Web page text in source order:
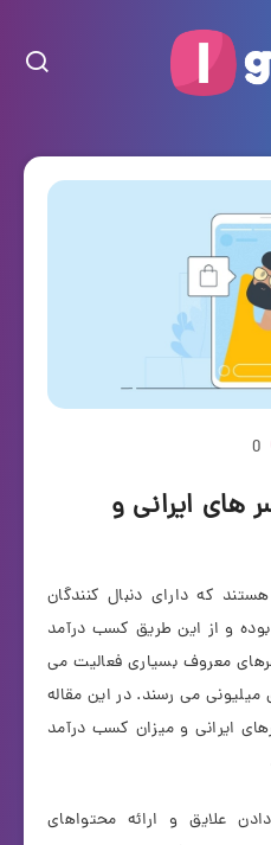
0
های ایرانی و
هستند که دارای دنبال کنندگان
و از این طریق کسب درآمد
معروف بسیاری فعالیت می
می رسند. در این مقاله
ایرانی و میزان کسب درآمد
علایق و ارائه محتواهای